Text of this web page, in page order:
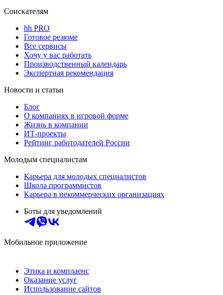
Соискателям
hh PRO
Готовое резюме
Все сервисы
Хочу у вас работать
Производственный календарь
Экспертная рекомендация
Новости и статьи
Блог
О компаниях в игровой форме
Жизнь в компании
ИТ-проекты
Рейтинг работодателей России
Молодым специалистам
Карьера для молодых специалистов
Школа программистов
Карьера в некоммерческих организациях
Боты для уведомлений
Мобильное приложение
Этика и комплаенс
Оказание услуг
Использование сайтов